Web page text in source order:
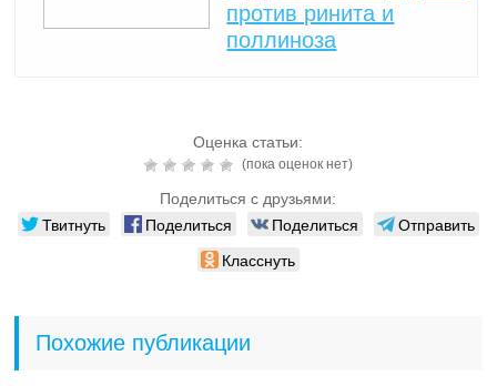
против ринита и
поллиноза
Оценка статьи:
(пока оценок нет)
Поделиться с друзьями:
Твитнуть Поделиться Поделиться
Отправить
Класснуть
Похожие публикации